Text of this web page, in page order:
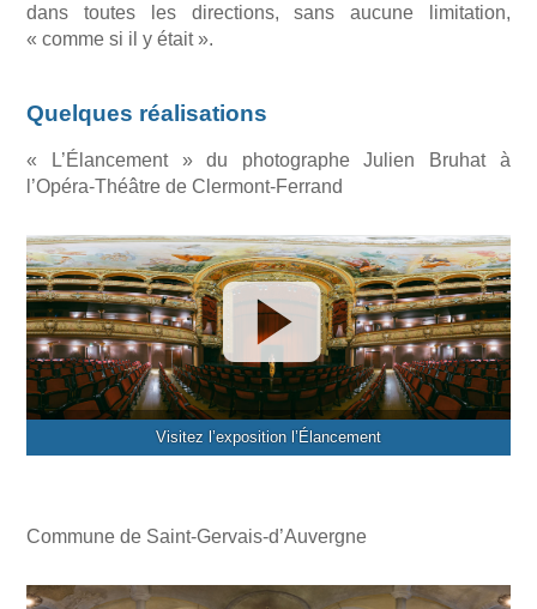
dans toutes les directions, sans aucune limitation,
« comme si il y était ».
Quelques réalisations
« L’Élancement » du photographe Julien Bruhat à
l’Opéra-Théâtre de Clermont-Ferrand
Visitez l’exposition l’Élancement
Commune de Saint-Gervais-d’Auvergne